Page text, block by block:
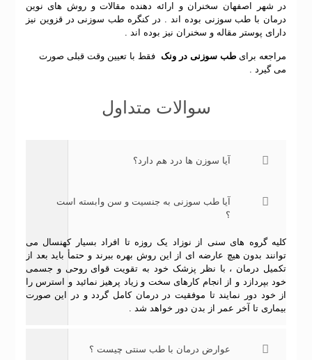
در شهر اصفهان سخنران و ارائه دهنده مقالات و روش های نوین
درمان با طب سوزنی بوده اند . در کنگره طب سوزنی در قزوین نیز
دارای پوستر مقاله و سخنران نیز بوده اند .
مراجعه برای طب سوزنی در ونکفقط با تعیین وقت قبلی صورت
می گیرد .
سوالات متداول
آیا سوزن ها درد هم دارد؟
آیا طب سوزنی به جنسیت و سن وابسته است
؟
کلیه گروه های سنی از نوزاد یک روزه تا افراد بسیار کهنسال می
توانند بدون هیچ عارضه ای از این روش بهره ببرند و حتمأ باید بعد از
تکمیل درمان ، با نظر پزشک خود به تقویت قوای روحی و جسمی
خود بپردازد و از انجام کارهای سخت و زیاد پرهیز نمائید و استرس را
از خود دور نمایند تا موفقیت در درمان کامل گردد و در این صورت
بیماری تا آخر عمر از بدن دور خواهد شد .
عوارض درمان با طب سنتی چیست ؟